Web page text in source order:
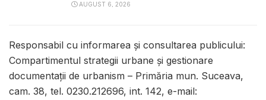
AUGUST 6, 2026
Responsabil cu informarea și consultarea publicului:
Compartimentul strategii urbane și gestionare
documentații de urbanism – Primăria mun. Suceava,
cam. 38, tel. 0230.212696, int. 142, e-mail: